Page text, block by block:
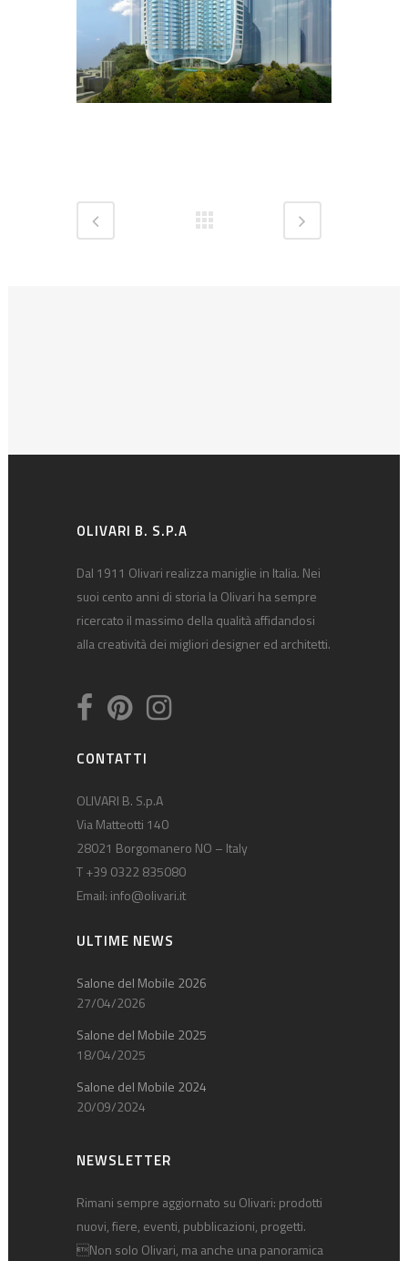
OLIVARI B. S.P.A
Dal 1911 Olivari realizza maniglie in Italia. Nei
suoi cento anni di storia la Olivari ha sempre
ricercato il massimo della qualità affidandosi
alla creatività dei migliori designer ed architetti.
CONTATTI
OLIVARI B. S.p.A
Via Matteotti 140
28021 Borgomanero NO – Italy
T +39 0322 835080
Email: info@olivari.it
ULTIME NEWS
Salone del Mobile 2026
27/04/2026
Salone del Mobile 2025
18/04/2025
Salone del Mobile 2024
20/09/2024
NEWSLETTER
Rimani sempre aggiornato su Olivari: prodotti
nuovi, fiere, eventi, pubblicazioni, progetti.
Non solo Olivari, ma anche una panoramica